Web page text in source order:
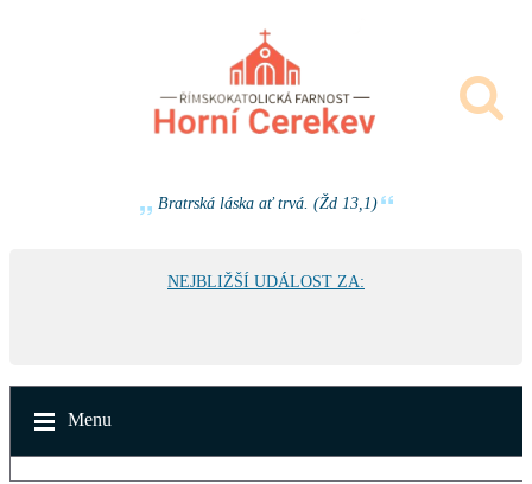
Bratrská láska ať trvá. (Žd 13,1)
NEJBLIŽŠÍ UDÁLOST ZA:
Menu